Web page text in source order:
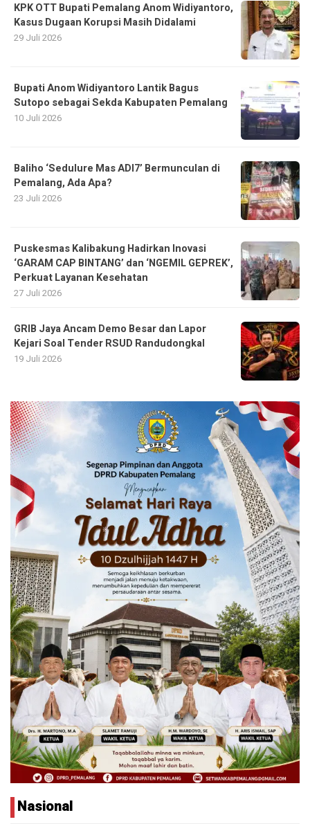
KPK OTT Bupati Pemalang Anom Widiyantoro,
Kasus Dugaan Korupsi Masih Didalami
29 Juli 2026
Bupati Anom Widiyantoro Lantik Bagus
Sutopo sebagai Sekda Kabupaten Pemalang
10 Juli 2026
Baliho ‘Sedulure Mas ADI7’ Bermunculan di
Pemalang, Ada Apa?
23 Juli 2026
Puskesmas Kalibakung Hadirkan Inovasi
‘GARAM CAP BINTANG’ dan ‘NGEMIL GEPREK’,
Perkuat Layanan Kesehatan
27 Juli 2026
GRIB Jaya Ancam Demo Besar dan Lapor
Kejari Soal Tender RSUD Randudongkal
19 Juli 2026
Nasional